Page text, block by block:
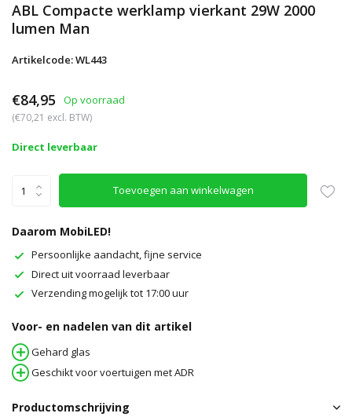
ABL Compacte werklamp vierkant 29W 2000
lumen Man
Artikelcode: WL443
€84,95 Op voorraad
(€70,21 excl. BTW)
Direct leverbaar
Toevoegen aan winkelwagen
Daarom MobiLED!
Persoonlijke aandacht, fijne service
Direct uit voorraad leverbaar
Verzending mogelijk tot 17:00 uur
Voor- en nadelen van dit artikel
Gehard glas
Geschikt voor voertuigen met ADR
Productomschrijving